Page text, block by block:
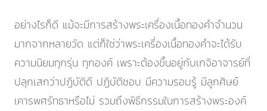
อย่างไรก็ดี แม้จะมีการสร้างพระเครื่องเนื้อทองคำจำนวน
มากจากหลายวัด แต่ก็ใช่ว่าพระเครื่องเนื้อทองคำจะได้รับ
ความนิยมทุกรุ่น ทุกองค์ เพราะต้องขึ้นอยู่กับเกจิอาจารย์ที่
ปลุกเสกว่าปฏิบัติดี ปฏิบัติชอบ มีความรอบรู้ มีลูกศิษย์
เคารพศรัทธาหรือไม่ รวมถึงพิธีกรรมในการสร้างพระองค์